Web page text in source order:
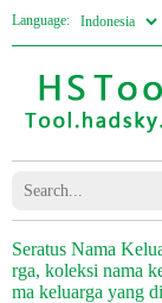
Language:
Seratus Nama
rga, koleksi nama
ma keluarga yang